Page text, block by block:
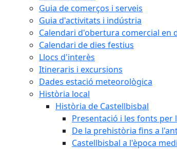
Guia de comerços i serveis
Guia d'activitats i indústria
Calendari d'obertura comercial en
Calendari de dies festius
Llocs d'interès
Itineraris i excursions
Dades estació meteorològica
Història local
Història de Castellbisbal
Presentació i les fonts per
De la prehistòria fins a
Castellbisbal a l'època